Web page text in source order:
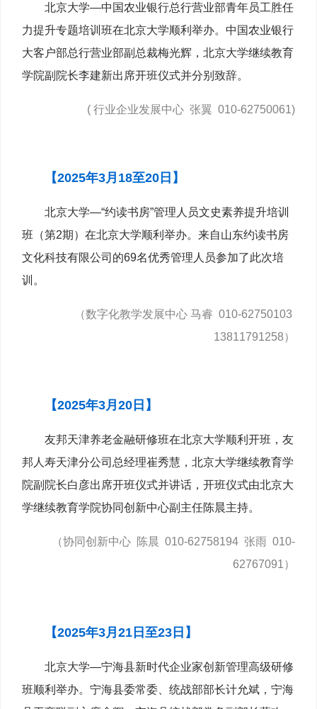
北京大学—中国农业银行总行营业部青年员工胜任
力提升专题培训班在北京大学顺利举办。中国农业银行
大客户部总行营业部副总裁梅光辉，北京大学继续教育
学院副院长李建新出席开班仪式并分别致辞。
( 行业企业发展中心 张翼 010-62750061)
【2025年3月18至20日】
北京大学—“约读书房”管理人员文史素养提升培训
班（第2期）在北京大学顺利举办。来自山东约读书房
文化科技有限公司的69名优秀管理人员参加了此次培
训。
（数字化教学发展中心 马睿 010-62750103
13811791258）
【2025年3月20日】
友邦天津养老金融研修班在北京大学顺利开班，友
邦人寿天津分公司总经理崔秀慧，北京大学继续教育学
院副院长白彦出席开班仪式并讲话，开班仪式由北京大
学继续教育学院协同创新中心副主任陈晨主持。
（协同创新中心 陈晨 010-62758194 张雨 010-
62767091）
【2025年3月21日至23日】
北京大学—宁海县新时代企业家创新管理高级研修
班顺利举办。宁海县委常委、统战部部长计允斌，宁海